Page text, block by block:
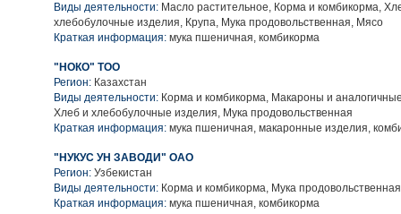
Виды деятельности: Масло растительное, Корма и комбикорма,
хлебобулочные изделия, Крупа, Мука продовольственная, Мясо
Краткая информация: мука пшеничная, комбикорма
"НОКО" ТОО
Регион: Казахстан
Виды деятельности: Корма и комбикорма, Макароны и
Хлеб и хлебобулочные изделия, Мука продовольственная
Краткая информация: мука пшеничная, макаронные изделия,
"НУКУС УН ЗАВОДИ" ОАО
Регион: Узбекистан
Виды деятельности: Корма и комбикорма, Мука продовольственная
Краткая информация: мука пшеничная, комбикорма